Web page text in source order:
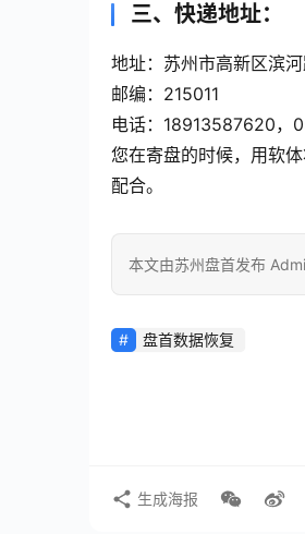
三、快递地址：
地址：苏州市高新区滨
邮编：215011
电话：18913587620，
您在寄盘的时候，用软
配合。
本文由苏州盘首发布
盘首数据恢复
生成海报